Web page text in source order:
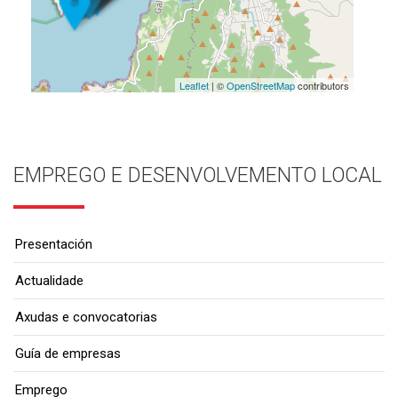
Leaflet| ©OpenStreetMapcontributors
EMPREGO E DESENVOLVEMENTO LOCAL
Presentación
Actualidade
Axudas e convocatorias
Guía de empresas
Emprego